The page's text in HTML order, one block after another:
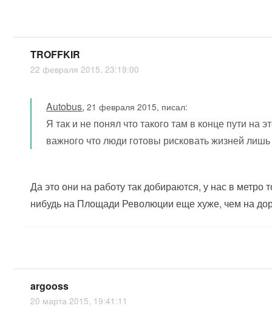
TROFFKIR
22 февраля 2015, 23:19:00
Autobus,21 февраля 2015, писал:
Я так и не понял что такого там в конце пути на
важного что люди готовы рисковать жизней
Да это они на работу так добираются, у нас в метро
нибудь на Площади Революции еще хуже, чем на
argooss
20 марта 2015, 19:41:11